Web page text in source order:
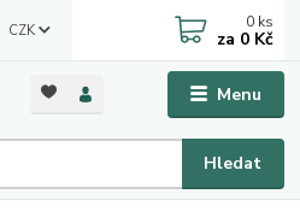
Menu
CZK
Hledat
0 ks
za 0 Kč